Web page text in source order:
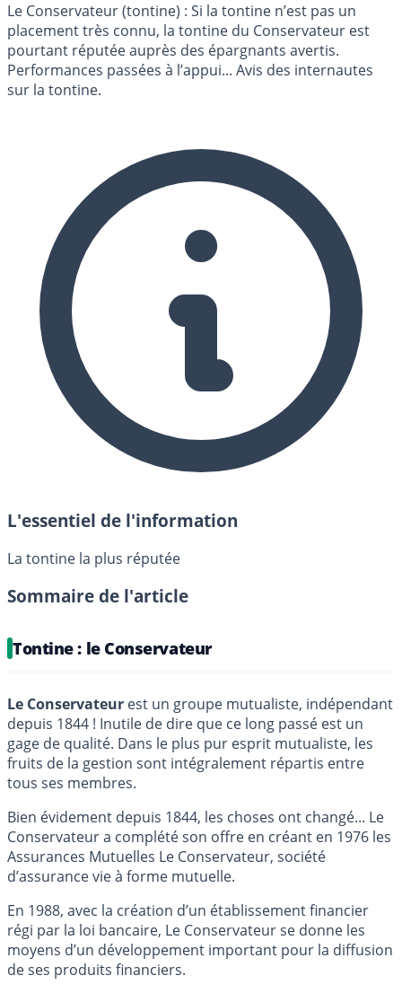
Le Conservateur (tontine) : Si la tontine n’est pas un
placement très connu, la tontine du Conservateur est
pourtant réputée auprès des épargnants avertis.
Performances passées à l’appui... Avis des internautes
sur la tontine.
L'essentiel de l'information
La tontine la plus réputée
Sommaire de l'article
Tontine : le Conservateur
Le Conservateur est un groupe mutualiste, indépendant
depuis 1844 ! Inutile de dire que ce long passé est un
gage de qualité. Dans le plus pur esprit mutualiste, les
fruits de la gestion sont intégralement répartis entre
tous ses membres.
Bien évidement depuis 1844, les choses ont changé... Le
Conservateur a complété son offre en créant en 1976 les
Assurances Mutuelles Le Conservateur, société
d’assurance vie à forme mutuelle.
En 1988, avec la création d’un établissement financier
régi par la loi bancaire, Le Conservateur se donne les
moyens d’un développement important pour la diffusion
de ses produits financiers.